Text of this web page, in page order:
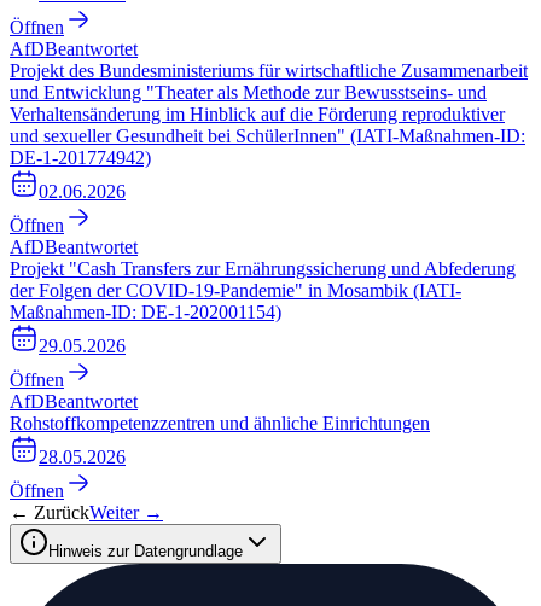
Öffnen
AfDBeantwortet
Projekt des Bundesministeriums für wirtschaftliche Zusammenarbeit
und Entwicklung "Theater als Methode zur Bewusstseins- und
Verhaltensänderung im Hinblick auf die Förderung reproduktiver
und sexueller Gesundheit bei SchülerInnen" (IATI-Maßnahmen-ID:
DE-1-201774942)
02.06.2026
Öffnen
AfDBeantwortet
Projekt "Cash Transfers zur Ernährungssicherung und Abfederung
der Folgen der COVID-19-Pandemie" in Mosambik (IATI-
Maßnahmen-ID: DE-1-202001154)
29.05.2026
Öffnen
AfDBeantwortet
Rohstoffkompetenzzentren und ähnliche Einrichtungen
28.05.2026
Öffnen
← ZurückWeiter →
Hinweis zur Datengrundlage